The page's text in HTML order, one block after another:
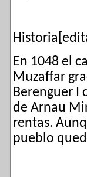
En 1048 el
Muzaffar
Berenguer I
de Arnau
rentas.
pueblo